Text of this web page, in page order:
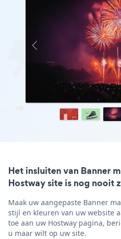
Het insluiten van Banner
Hostway site is nog nooit
Maak uw aangepaste Banner
stijl en kleuren van uw website
toe aan uw Hostway pagina,
u maar wilt op uw site.